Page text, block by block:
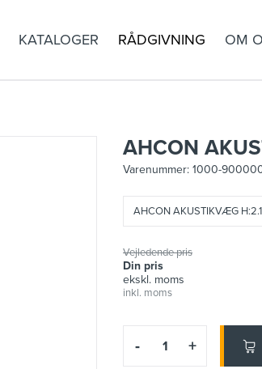
KATALOGER RÅDGIVNING OM
AHCON
Varenummer: 1000-
AHCON AKUSTIKVÆG
Vejledende pris
Din pris
ekskl. moms
inkl. moms
- +